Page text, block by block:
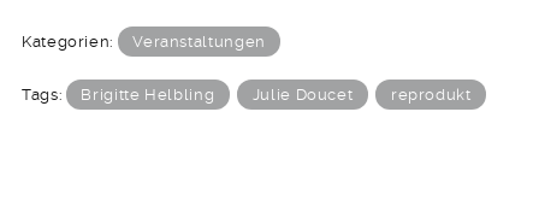
Kategorien: Veranstaltungen
Tags: Brigitte Helbling Julie Doucet reprodukt